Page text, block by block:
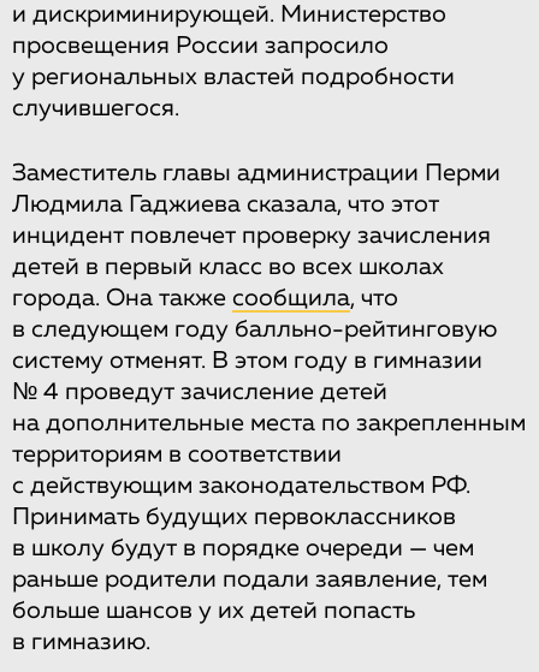
и дискриминирующей. Министерство
просвещения России запросило
у региональных властей подробности
случившегося.
Заместитель главы администрации Перми
Людмила Гаджиева сказала, что этот
инцидент повлечет проверку зачисления
детей в первый класс во всех школах
города. Она также сообщила, что
в следующем году балльно-рейтинговую
систему отменят. В этом году в гимназии
№ 4 проведут зачисление детей
на дополнительные места по закрепленным
территориям в соответствии
с действующим законодательством РФ.
Принимать будущих первоклассников
в школу будут в порядке очереди — чем
раньше родители подали заявление, тем
больше шансов у их детей попасть
в гимназию.